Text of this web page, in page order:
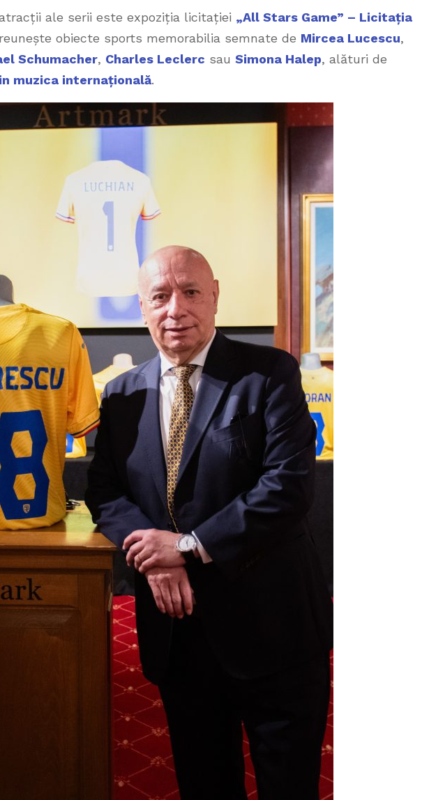
ale serii este expoziția licitației „All Stars Game” – Licitația
obiecte sports memorabilia semnate de Mircea Lucescu,
Schumacher, Charles Leclerc sau Simona Halep, alături de
muzica internațională.